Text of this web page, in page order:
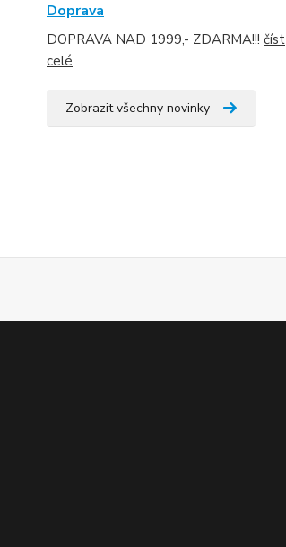
Doprava
DOPRAVA NAD 1999,- ZDARMA!!! číst
celé
Zobrazit všechny novinky